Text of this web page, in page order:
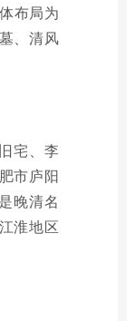
布局为
、清风
宅、李
市庐阳
晚清名
淮地区